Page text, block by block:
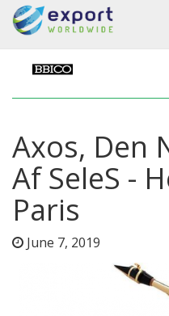
Axos, Den
Af SeleS -
Paris
June 7, 2019